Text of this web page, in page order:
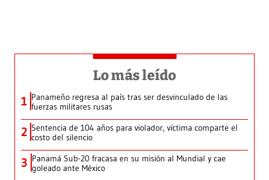
Lo más leído
1 Panameño regresa al país tras ser desvinculado de las
fuerzas militares rusas
2 Sentencia de 104 años para violador, víctima comparte el
costo del silencio
3 Panamá Sub-20 fracasa en su misión al Mundial y cae
goleado ante México